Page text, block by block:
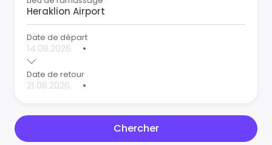
Date de départ
•
Date de retour
•
Chercher